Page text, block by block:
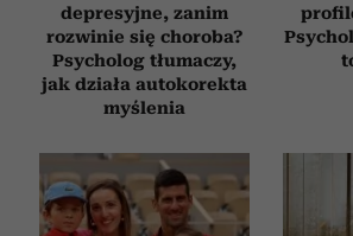
depresyjne, zanim
rozwinie się choroba?
Psycholog tłumaczy,
jak działa autokorekta
myślenia